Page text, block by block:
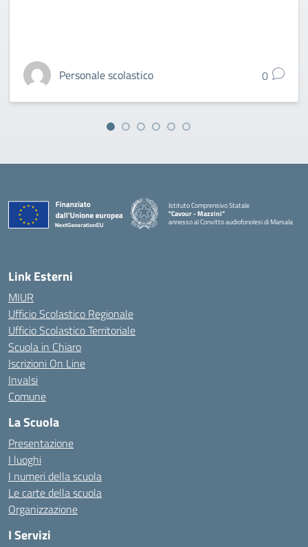
Personale scolastico 0
Istituto Comprensivo Statale
"Cavour - Mazzini"
annesso al Convitto audiofonolesi di Marsala
Link Esterni
MIUR
Ufficio Scolastico Regionale
Ufficio Scolastico Territoriale
Scuola in Chiaro
Iscrizioni On Line
Invalsi
Comune
La Scuola
Presentazione
I luoghi
I numeri della scuola
Le carte della scuola
Organizzazione
I Servizi